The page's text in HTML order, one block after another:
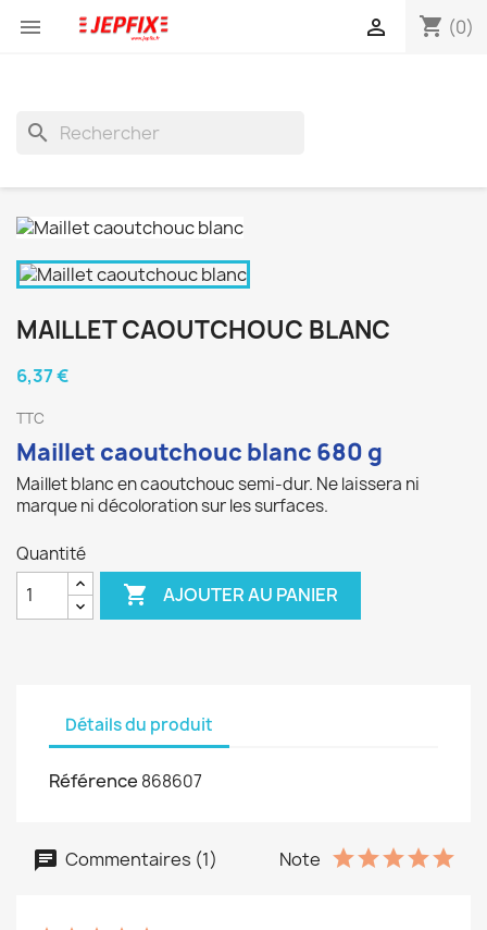
 shopping_cart (0)

search
MAILLET CAOUTCHOUC BLANC
6,37 €
TTC
Maillet caoutchouc blanc 680 g
Maillet blanc en caoutchouc semi-dur. Ne laissera ni
marque ni décoloration sur les surfaces.
Quantité
 AJOUTER AU PANIER
Détails du produit
Référence 868607
Commentaires (1) Note